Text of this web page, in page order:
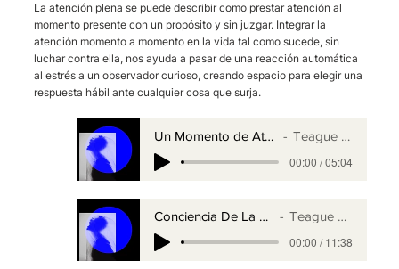
La atención plena se puede describir como prestar atención al
momento presente con un propósito y sin juzgar. Integrar la
atención momento a momento en la vida tal como sucede, sin
luchar contra ella, nos ayuda a pasar de una reacción automática
al estrés a un observador curioso, creando espacio para elegir una
respuesta hábil ante cualquier cosa que surja.
Conciencia De La Respiración
Teague O'Malley
00:00 / 11:38
Un Momento de Atención Plena
Teague O'Malley
00:00 / 05:04